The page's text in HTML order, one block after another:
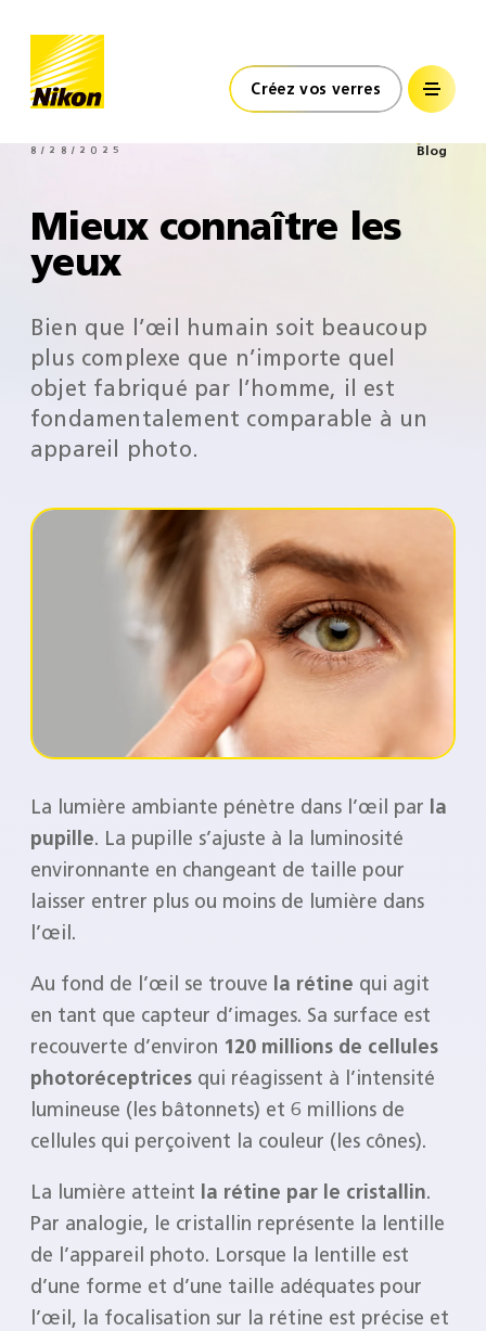
Accueil
Créez vos verres
Mieux connaître les
yeux
Bien que l’œil humain soit beaucoup
plus complexe que n’importe quel
objet fabriqué par l’homme, il est
fondamentalement comparable à un
appareil photo.
8/28/2025 Blog
La lumière ambiante pénètre dans l’œil par la
pupille. La pupille s’ajuste à la luminosité
environnante en changeant de taille pour
laisser entrer plus ou moins de lumière dans
l’œil.
Au fond de l’œil se trouve la rétine qui agit
en tant que capteur d’images. Sa surface est
recouverte d’environ 120 millions de cellules
photoréceptrices qui réagissent à l’intensité
lumineuse (les bâtonnets) et 6 millions de
cellules qui perçoivent la couleur (les cônes).
La lumière atteint la rétine par le cristallin.
Par analogie, le cristallin représente la lentille
de l’appareil photo. Lorsque la lentille est
d’une forme et d’une taille adéquates pour
l’œil, la focalisation sur la rétine est précise et